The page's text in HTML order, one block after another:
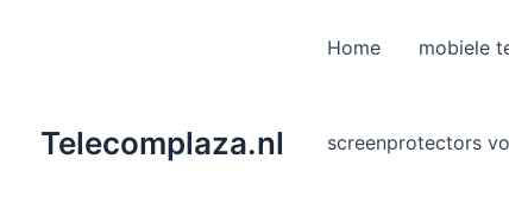
Telecomplaza.nl
Home mobiele
screenprotectors